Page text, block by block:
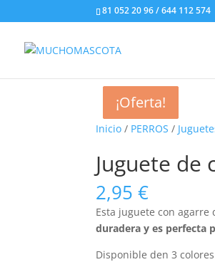
81 052 20 96 / 644 112 574
Inicio / PERROS /
Juguete de
2,95€
Esta juguete con
duradera y es perfecta
Disponible den 3 colores
¡Oferta!
¡Oferta!
¡Oferta!